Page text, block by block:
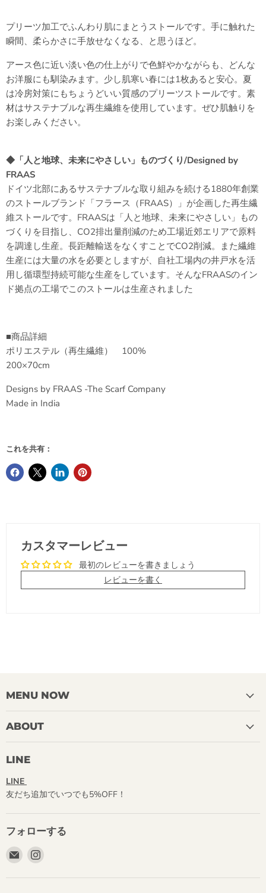
プリーツ加工でふんわり肌にまとうストールです。手に触れた
瞬間、柔らかさに手放せなくなる、と思うほど。
アース色に近い淡い色の仕上がりで色鮮やかながらも、どんな
お洋服にも馴染みます。少し肌寒い春には1枚あると安心。夏
は冷房対策にもちょうどいい質感のプリーツストールです。素
材はサステナブルな再生繊維を使用しています。ぜひ肌触りを
お楽しみください。
◆「人と地球、未来にやさしい」ものづくり/Designed by
FRAAS
ドイツ北部にあるサステナブルな取り組みを続ける1880年創業
のストールブランド「フラース（FRAAS）」が企画した再生繊
維ストールです。 FRAASは 「人と地球、未来にやさしい」もの
づくりを目指し、CO2排出量削減のため工場近郊エリアで原料
を調達し生産。長距離輸送をなくすことでCO2削減。また繊維
生産には大量の水を必要としますが、自社工場内の井戸水を活
用し循環型持続可能な生産をしています。そんなFRAASのイン
ド拠点の工場でこのストールは生産されました
■商品詳細
ポリエステル（再生繊維） 100%
200×70cm
Designs by FRAAS -The Scarf Company
Made in India
これを共有：
カスタマーレビュー
最初のレビューを書きましょう
レビューを書く
MENU NOW
ABOUT
LINE
LINE
友だち追加でいつでも5%OFF！
フォローする
E
ー
Instagram
見